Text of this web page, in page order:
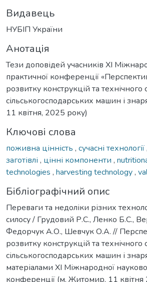
Видавець
НУБІП України
Анотація
Тези доповідей учасників XI
практичної конференції
розвитку конструкцій та технічного
сільськогосподарських машин і
11 квітня, 2025 року)
Ключові слова
поживна цінність , сучасні технології,
заготівлі , цінні компоненти ,
technologies , harvesting technology,
Бібліографічний опис
Переваги та недоліки різних
силосу / Грудовий Р.С., Ленко Б.С.,
Федорчук А.О., Шевчук О.А. //
розвитку конструкцій та технічного
сільськогосподарських машин і
матеріалами XI Міжнародної
конференції (м. Житомир, 11